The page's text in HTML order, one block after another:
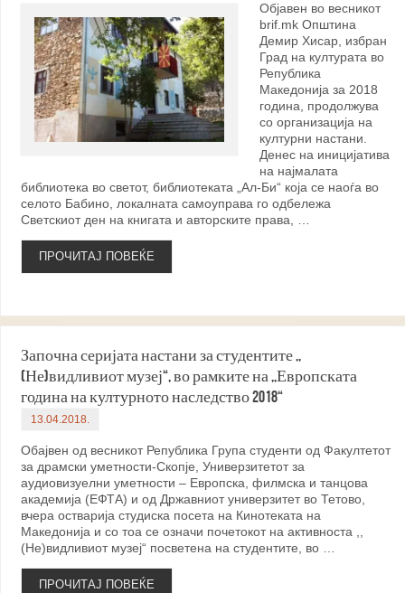
Објавен во весникот
brif.mk Општина
Демир Хисар, избран
Град на културата во
Република
Македонија за 2018
година, продолжува
со организација на
културни настани.
Денес на иницијатива
на најмалата
библиотека во светот, библиотеката „Ал-Би“ која се наоѓа во
селото Бабино, локалната самоуправа го одбележа
Светскиот ден на книгата и авторските права, …
ПРОЧИТАЈ ПОВЕЌЕ
Започна серијата настани за студентите ,,
(Не)видливиот музеј“, во рамките на ,,Европската
година на културното наследство 2018“
13.04.2018.
Обајвен од весникот Република Група студенти од Факултетот
за драмски уметности-Скопје, Универзитетот за
аудиовизуелни уметности – Европска, филмска и танцова
академија (ЕФТА) и од Државниот универзитет во Тетово,
вчера остварија студиска посета на Кинотеката на
Македонија и со тоа се означи почетокот на активноста ,,
(Не)видливиот музеј“ посветена на студентите, во …
ПРОЧИТАЈ ПОВЕЌЕ